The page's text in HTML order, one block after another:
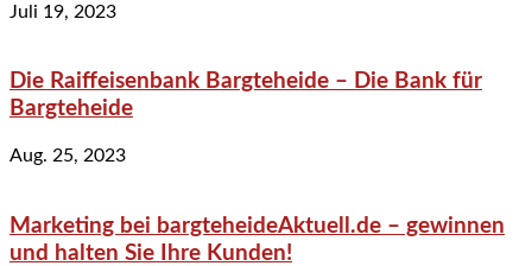
Juli 19, 2023
Die Raiffeisenbank Bargteheide – Die Bank für
Bargteheide
Aug. 25, 2023
Marketing bei bargteheideAktuell.de – gewinnen
und halten Sie Ihre Kunden!